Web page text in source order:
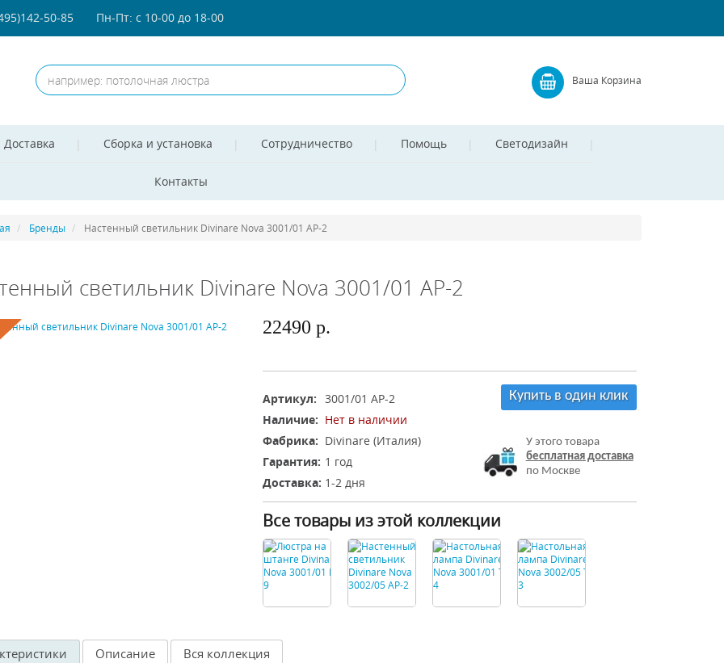
50-85 Пн-Пт: с 10-00 до 18-00
Ваша Корзина
Доставка Сборка и установка Сотрудничество Помощь Светодизайн
Контакты
Бренды Настенный светильник Divinare Nova 3001/01 AP-2
светильник Divinare Nova 3001/01 AP-2
22490 р.
Артикул: 3001/01 AP-2
Наличие: Нет в наличии
Фабрика: Divinare (Италия)
Гарантия: 1 год
Доставка: 1-2 дня
Купить в один клик
У этого товара
бесплатная доставка
по Москве
Все товары из этой коллекции
Описание Вся коллекция